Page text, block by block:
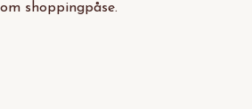
shoppingpåse.